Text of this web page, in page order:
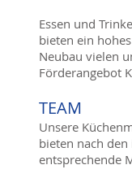
Essen und
bieten ein
Neubau vielen
Förderangebot
TEAM
Unsere
bieten nach
entsprechende